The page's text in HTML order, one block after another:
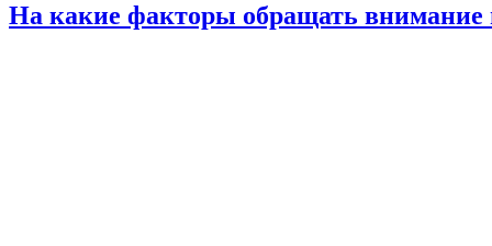
На какие факторы обращать внимание